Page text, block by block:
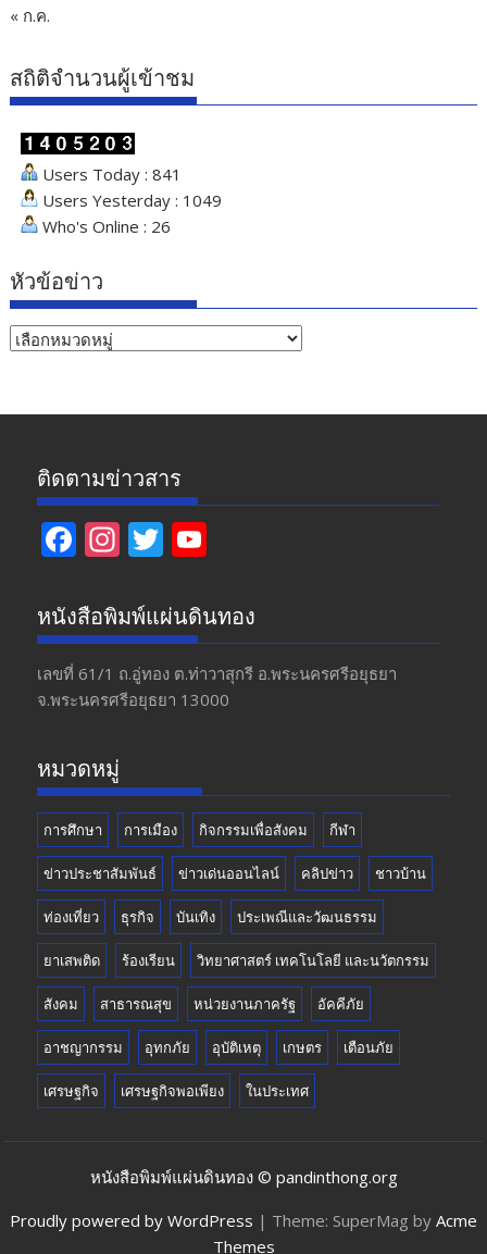
« ก.ค.
สถิติจำนวนผู้เข้าชม
Users Today : 841
Users Yesterday : 1049
Who's Online : 26
หัวข้อข่าว
หัวข้อ
ติดตามข่าวสาร
F
e
b
o
o
In
a
gr
a
m
T
itt
er
u
T
u
b
หนังสือพิมพ์แผ่นดินทอง
เลขที่ 61/1 ถ.อู่ทอง​ ต.​ท่าวาสุกรี​ อ.พระนครศรีอยุธยา​
จ.พระนครศรีอยุธยา 13000
หมวดหมู่
การศึกษา การเมือง กิจกรรมเพื่อสังคม กีฬา
ข่าวประชาสัมพันธ์ ข่าวเด่นออนไลน์ คลิปข่าว ชาวบ้าน
ท่องเที่ยว ธุรกิจ บันเทิง ประเพณีและวัฒนธรรม
ยาเสพติด ร้องเรียน วิทยาศาสตร์ เทคโนโลยี และนวัตกรรม
สังคม สาธารณสุข หน่วยงานภาครัฐ อัคคีภัย
อาชญากรรม อุทกภัย อุบัติเหตุ เกษตร เตือนภัย
เศรษฐกิจ เศรษฐกิจพอเพียง ในประเทศ
หนังสือพิมพ์แผ่นดินทอง © pandinthong.org
Proudly powered by WordPress | Theme: SuperMag by Acme
Themes